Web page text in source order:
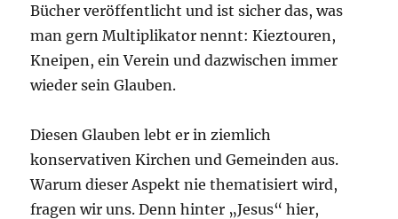
Bücher veröffentlicht und ist sicher das, was
man gern Multiplikator nennt: Kieztouren,
Kneipen, ein Verein und dazwischen immer
wieder sein Glauben.
Diesen Glauben lebt er in ziemlich
konservativen Kirchen und Gemeinden aus.
Warum dieser Aspekt nie thematisiert wird,
fragen wir uns. Denn hinter „Jesus“ hier,